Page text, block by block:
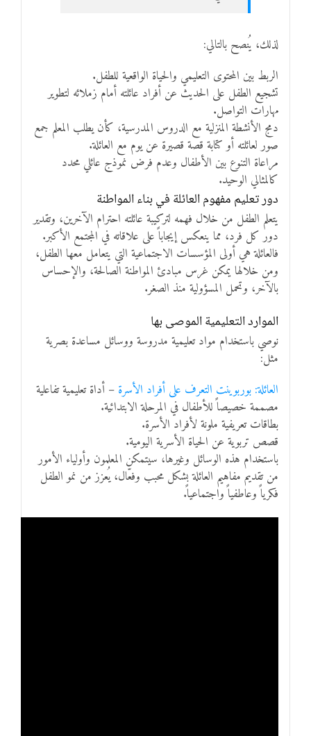
لذلك، يُنصح بالتالي:
الربط بين المحتوى التعليمي والحياة الواقعية للطفل.
تشجيع الطفل على الحديث عن أفراد عائلته أمام زملائه لتطوير
مهارات التواصل.
دمج الأنشطة المنزلية مع الدروس المدرسية، كأن يطلب المعلم جمع
صور لعائلته أو كتابة قصة قصيرة عن يوم مع العائلة.
مراعاة التنوع بين الأطفال وعدم فرض نموذج عائلي محدد
كالمثالي الوحيد.
دور تعليم مفهوم العائلة في بناء المواطنة
يتعلم الطفل من خلال فهمه لتركيبة عائلته احترام الآخرين، وتقدير
دور كل فرد، مما ينعكس إيجاباً على علاقاته في المجتمع الأكبر.
فالعائلة هي أولى المؤسسات الاجتماعية التي يتعامل معها الطفل،
ومن خلالها يمكن غرس مبادئ المواطنة الصالحة، والإحساس
بالآخر، وتحمل المسؤولية منذ الصغر.
الموارد التعليمية الموصى بها
نوصي باستخدام مواد تعليمية مدروسة ووسائل مساعدة بصرية
مثل:
العائلة: بوربوينت التعرف على أفراد الأسرة – أداة تعليمية تفاعلية
مصممة خصيصاً للأطفال في المرحلة الابتدائية.
بطاقات تعريفية ملونة لأفراد الأسرة.
قصص تربوية عن الحياة الأسرية اليومية.
باستخدام هذه الوسائل وغيرها، سيتمكن المعلمون وأولياء الأمور
من تقديم مفاهيم العائلة بشكل محبب وفعّال، يُعزز من نمو الطفل
فكرياً وعاطفياً واجتماعياً.